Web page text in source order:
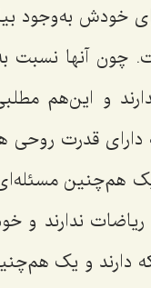
خودش به‌وجود
چون آنها نسبت
و این‌هم
قدرت روحی
هم‌چنین
ندارند و
دارند و یک